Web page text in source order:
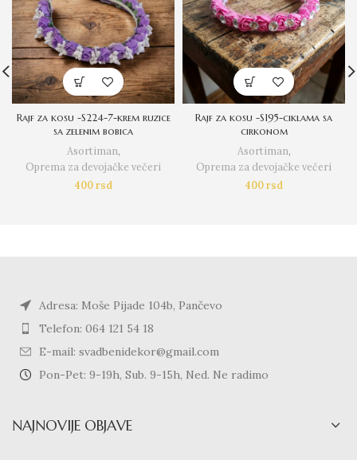
Rajf za kosu -S224-7-krem ruzice
sa zelenim bobica
Asortiman,
Oprema za devojačke večeri
400rsd
Rajf za kosu -S195-ciklama sa
cirkonom
Asortiman,
Oprema za devojačke večeri
400rsd
Adresa: Moše Pijade 104b, Pančevo
Telefon: 064 121 54 18
E-mail: svadbenidekor@gmail.com
Pon-Pet: 9-19h, Sub. 9-15h, Ned. Ne radimo
NAJNOVIJE OBJAVE